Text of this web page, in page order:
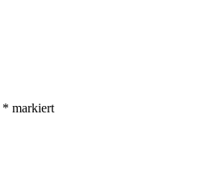
* markiert